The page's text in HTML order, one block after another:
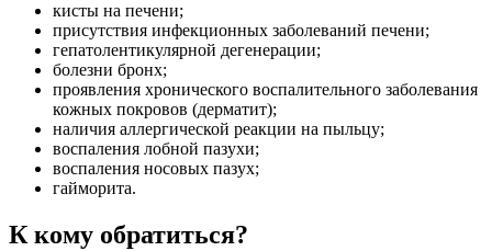
кисты на печени;
присутствия инфекционных заболеваний печени;
гепатолентикулярной дегенерации;
болезни бронх;
проявления хронического воспалительного заболевания
кожных покровов (дерматит);
наличия аллергической реакции на пыльцу;
воспаления лобной пазухи;
воспаления носовых пазух;
гайморита.
К кому обратиться?